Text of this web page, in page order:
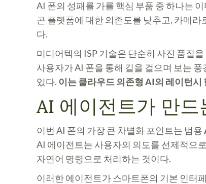
AI 폰의 성패를 가를 핵심 부품 중 하나는
곤 플랫폼에 대한 의존도를 낮추고, 카메
다.
미디어텍의 ISP 기술은 단순히 사진 품질
사용자가 AI 폰을 통해 길을 걸으며 보는
있다. 이는 클라우드 의존형 AI의 레이턴
AI 에이전트가 만
이번 AI 폰의 가장 큰 차별화 포인트는 범용
AI 에이전트는 사용자의 의도를 선제적으
자연어 명령으로 처리하는 것이다.
이러한 에이전트가 스마트폰의 기본 인터